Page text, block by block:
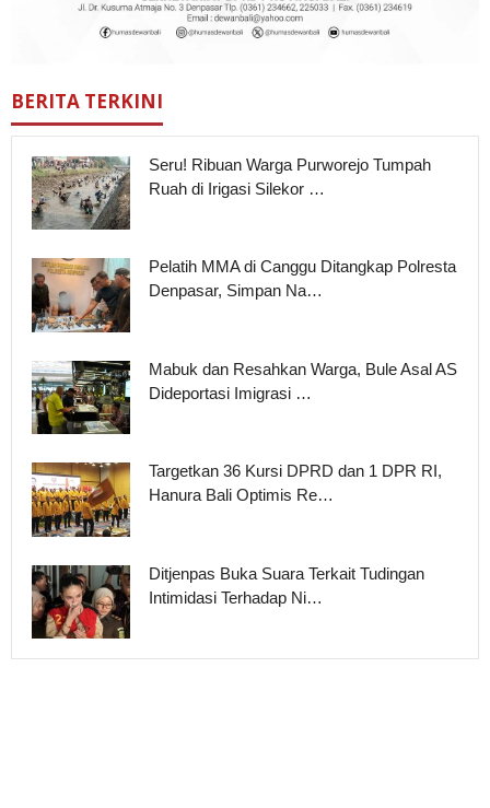
BERITA TERKINI
Seru! Ribuan Warga Purworejo Tumpah
Ruah di Irigasi Silekor …
Pelatih MMA di Canggu Ditangkap Polresta
Denpasar, Simpan Na…
Mabuk dan Resahkan Warga, Bule Asal AS
Dideportasi Imigrasi …
Targetkan 36 Kursi DPRD dan 1 DPR RI,
Hanura Bali Optimis Re…
Ditjenpas Buka Suara Terkait Tudingan
Intimidasi Terhadap Ni…